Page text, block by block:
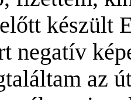
készült
negatív
az